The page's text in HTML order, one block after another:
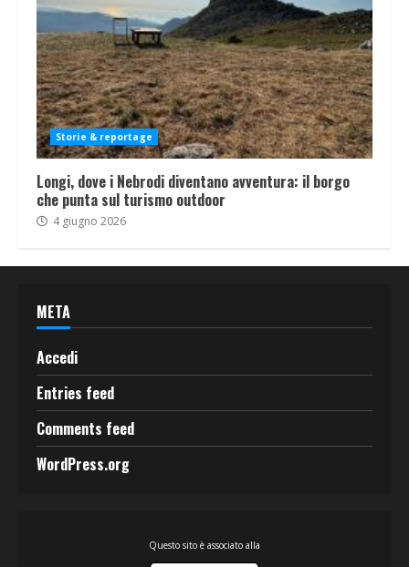
Storie & reportage
Longi, dove i Nebrodi diventano avventura: il borgo
che punta sul turismo outdoor
4 giugno 2026
META
Accedi
Entries feed
Comments feed
WordPress.org
Questo sito è associato alla